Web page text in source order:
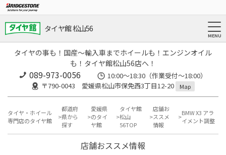
タイヤ館 松山56
タイヤの事も！国産～輸入車までホイールも！エンジンオイル
も！タイヤ館松山56店へ！
089-973-0056
10:00～18:30（作業受付～18:00）
〒790-0043 愛媛県松山市保免西3丁目12-20
Map
タイヤ・ホイール
専門店のタイヤ館
都道府
県から
探す
愛媛県
のタイ
ヤ館
タイヤ館
松山
56TOP
店舗お
ススメ
情報
BMW X3 アラ
イメント調整
店舗おススメ情報